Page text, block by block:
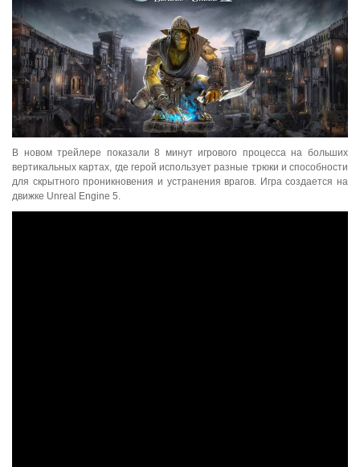
В новом трейлере показали 8 минут игрового процесса на больших
вертикальных картах, где герой использует разные трюки и способности
для скрытного проникновения и устранения врагов. Игра создается на
движке Unreal Engine 5.